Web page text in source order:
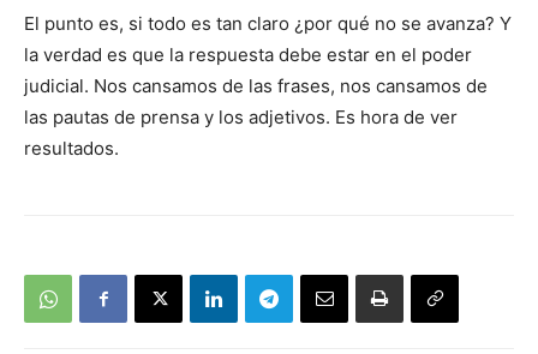
El punto es, si todo es tan claro ¿por qué no se avanza? Y
la verdad es que la respuesta debe estar en el poder
judicial. Nos cansamos de las frases, nos cansamos de
las pautas de prensa y los adjetivos. Es hora de ver
resultados.